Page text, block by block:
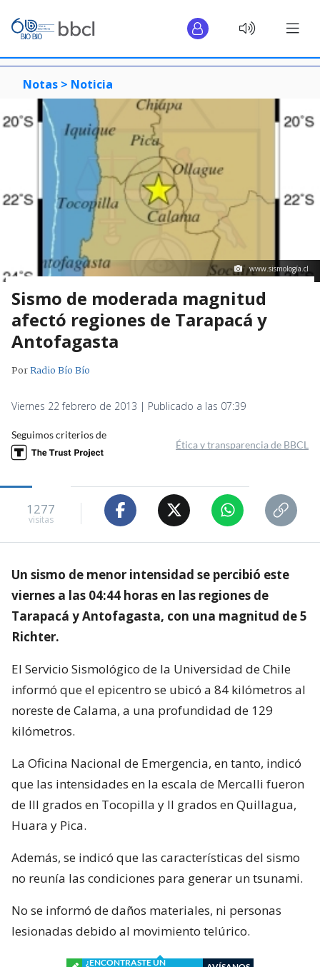
Notas > Noticia
www.sismología.cl
Sismo de moderada magnitud
afectó regiones de Tarapacá y
Antofagasta
PorRadio Bío Bío
Viernes 22 febrero de 2013 | Publicado a las 07:39
Seguimos criterios de
Ética y transparencia de BBCL
1277
visitas
Un sismo de menor intensidad se percibió este
viernes a las 04:44 horas en las regiones de
Tarapacá y Antofagasta, con una magnitud de 5
Richter.
El Servicio Sismológico de la Universidad de Chile
informó que el epicentro se ubicó a 84 kilómetros al
noreste de Calama, a una profundidad de 129
kilómetros.
La Oficina Nacional de Emergencia, en tanto, indicó
que las intensidades en la escala de Mercalli fueron
de III grados en Tocopilla y II grados en Quillagua,
Huara y Pica.
Además, se indicó que las características del sismo
no reunía las condiciones para generar un tsunami.
No se informó de daños materiales, ni personas
lesionadas debido al movimiento telúrico.
¿ENCONTRASTE UN